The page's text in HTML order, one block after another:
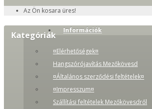
Az Ön kosara üres!
Kategóriák Információk
¤Elérhetőségek¤
Hangszórójavítás Mezőkövesd
¤Általános szerződési feltételek¤
¤Impresszum¤
Szállítási feltételek Mezőkövesdről